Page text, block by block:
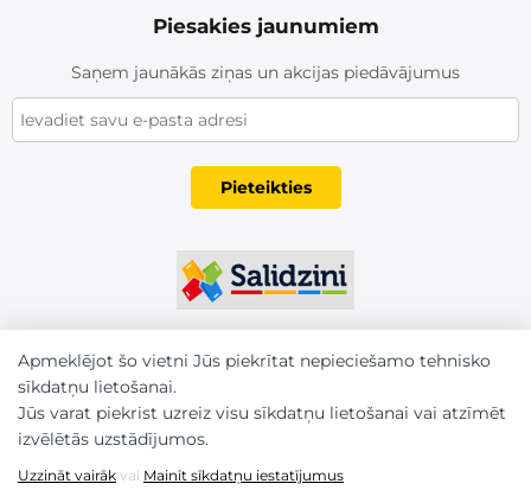
Piesakies jaunumiem
Saņem jaunākās ziņas un akcijas piedāvājumus
Pieteikties
Apmeklējot šo vietni Jūs piekrītat nepieciešamo tehnisko
sīkdatņu lietošanai.
Jūs varat piekrist uzreiz visu sīkdatņu lietošanai vai atzīmēt
izvēlētās uzstādījumos.
Uzzināt vairāk vai Mainīt sīkdatņu iestatījumus